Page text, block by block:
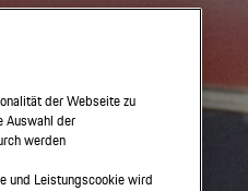
der Webseite zu
Auswahl der
werden
und Leistungscookie wird